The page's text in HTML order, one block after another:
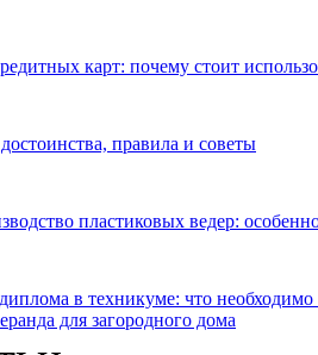
карт: почему стоит
правила и советы
пластиковых ведер:
в техникуме: что необходимо
для загородного дома